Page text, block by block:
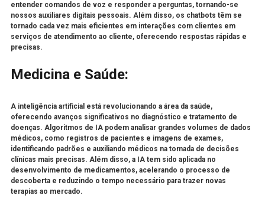
entender comandos de voz e responder a perguntas, tornando-se
nossos auxiliares digitais pessoais. Além disso, os chatbots têm se
tornado cada vez mais eficientes em interações com clientes em
serviços de atendimento ao cliente, oferecendo respostas rápidas e
precisas.
Medicina e Saúde:
A inteligência artificial está revolucionando a área da saúde,
oferecendo avanços significativos no diagnóstico e tratamento de
doenças. Algoritmos de IA podem analisar grandes volumes de dados
médicos, como registros de pacientes e imagens de exames,
identificando padrões e auxiliando médicos na tomada de decisões
clínicas mais precisas. Além disso, a IA tem sido aplicada no
desenvolvimento de medicamentos, acelerando o processo de
descoberta e reduzindo o tempo necessário para trazer novas
terapias ao mercado.